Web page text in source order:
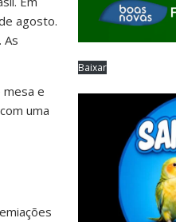
agosto.
As
e
uma
Baixar